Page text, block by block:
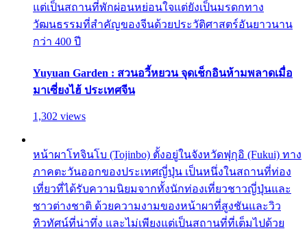
แต่เป็นสถานที่พักผ่อนหย่อนใจแต่ยังเป็นมรดกทาง
วัฒนธรรมที่สำคัญของจีนด้วยประวัติศาสตร์อันยาวนาน
กว่า 400 ปี
Yuyuan Garden : สวนอวี้หยวน จุดเช็กอินห้ามพลาดเมื่อ
มาเซี่ยงไฮ้ ประเทศจีน
1,302 views
หน้าผาโทจินโบ (Tojinbo) ตั้งอยู่ในจังหวัดฟุกุอิ (Fukui) ทาง
ภาคตะวันออกของประเทศญี่ปุ่น เป็นหนึ่งในสถานที่ท่อง
เที่ยวที่ได้รับความนิยมจากทั้งนักท่องเที่ยวชาวญี่ปุ่นและ
ชาวต่างชาติ ด้วยความงามของหน้าผาที่สูงชันและวิว
ทิวทัศน์ที่น่าทึ่ง และไม่เพียงแต่เป็นสถานที่ที่เต็มไปด้วย